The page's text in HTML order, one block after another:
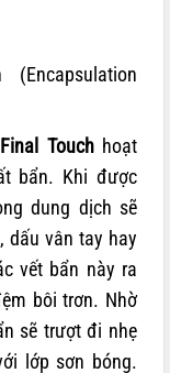
Touchhoạt
bẩn. Khi được
dung dịch sẽ
dấu vân tay hay
vết bẩn này ra
bôi trơn. Nhờ
sẽ trượt đi nhẹ
lớp sơn bóng.